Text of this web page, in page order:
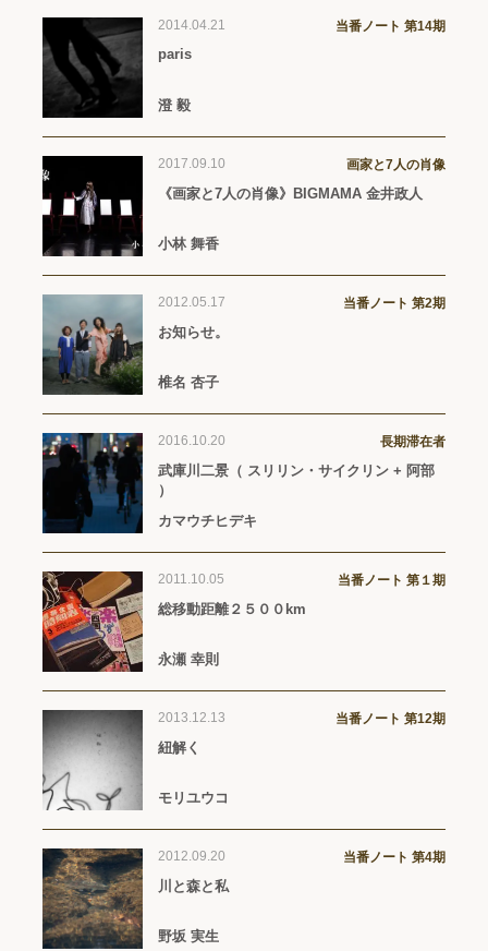
2014.04.21 当番ノート 第14期
paris
澄 毅
2017.09.10 画家と7人の肖像
《画家と7人の肖像》BIGMAMA 金井政人
小林 舞香
2012.05.17 当番ノート 第2期
お知らせ。
椎名 杏子
2016.10.20 長期滞在者
武庫川二景（ スリリン・サイクリン + 阿部
）
カマウチヒデキ
2011.10.05 当番ノート 第１期
総移動距離２５００km
永瀬 幸則
2013.12.13 当番ノート 第12期
紐解く
モリユウコ
2012.09.20 当番ノート 第4期
川と森と私
野坂 実生